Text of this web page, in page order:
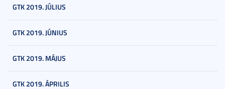
GTK 2019. JÚLIUS
GTK 2019. JÚNIUS
GTK 2019. MÁJUS
GTK 2019. ÁPRILIS